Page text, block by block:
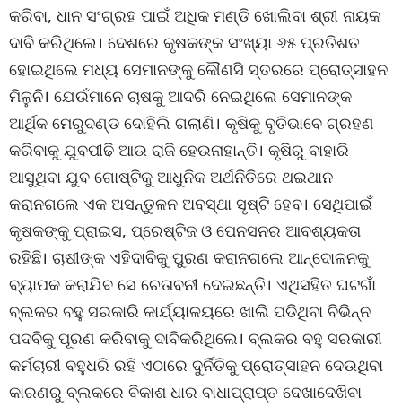
କରିବା, ଧାନ ସଂଗ୍ରହ ପାଇଁ ଅଧିକ ମଣ୍ଡି ଖୋଲିବା ଶ୍ରୀ ନାୟକ
ଦାବି କରିଥିଲେ। ଦେଶରେ କୃଷକଙ୍କ ସଂଖ୍ୟା ୬୫ ପ୍ରତିଶତ
ହୋଇଥିଲେ ମଧ୍ୟ ସେମାନଙ୍କୁ କୌଣସି ସ୍ତରରେ ପ୍ରୋତ୍ସାହନ
ମିଳୁନି। ଯେଉଁମାନେ ଚାଷକୁ ଆଦରି ନେଇଥିଲେ ସେମାନଙ୍କ
ଆର୍ଥିକ ମେରୁଦଣ୍ଡ ଦୋହିଲି ଗଲାଣି। କୃଷିକୁ ବୃତିଭାବେ ଗ୍ରହଣ
କରିବାକୁ ଯୁବପୀଢି ଆଉ ରାଜି ହେଉନାହାନ୍ତି। କୃଷିରୁ ବାହାରି
ଆସୁଥିବା ଯୁବ ଗୋଷ୍ଟିକୁ ଆଧୁନିକ ଅର୍ଥନିତିରେ ଥଇଥାନ
କରାନଗଲେ ଏକ ଅସନ୍ତୁଳନ ଅବସ୍ଥା ସୃଷ୍ଟି ହେବ। ସେଥିପାଇଁ
କୃଷକଙ୍କୁ ପ୍ରାଇସ, ପ୍ରେଷ୍ଟିଜ ଓ ପେନସନର ଆବଶ୍ୟକତା
ରହିଛି। ଚାଷୀଙ୍କ ଏହିଦାବିକୁ ପୁରଣ କରାନଗଲେ ଆନ୍ଦୋଳନକୁ
ବ୍ୟାପକ କରାଯିବ ସେ ଚେତାବନୀ ଦେଇଛନ୍ତି। ଏଥିସହିତ ଘଟଗାଁ
ବ୍ଲକର ବହୁ ସରକାରି କାର୍ଯ୍ୟାଳୟରେ ଖାଲି ପଡିଥିବା ବିଭିନ୍ନ
ପଦବିକୁ ପୂରଣ କରିବାକୁ ଦାବିକରିଥିଲେ। ବ୍ଲକର ବହୁ ସରକାରୀ
କର୍ମଚାରୀ ବହୁଧରି ରହି ଏଠାରେ ଦୁର୍ନିତିକୁ ପ୍ରୋତ୍ସାହନ ଦେଉଥିବା
କାରଣରୁ ବ୍ଲକରେ ବିକାଶ ଧାର ବାଧାପ୍ରାପ୍ତ ଦେଖାଦେଖିବା